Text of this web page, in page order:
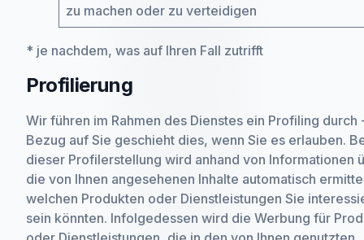
zu machen oder zu verteidigen
* je nachdem, was auf Ihren Fall zutrifft
Profilierung
Wir führen im Rahmen des Dienstes ein Profiling durch
Bezug auf Sie geschieht dies, wenn Sie es erlauben.
dieser Profilerstellung wird anhand von Informationen
die von Ihnen angesehenen Inhalte automatisch
welchen Produkten oder Dienstleistungen Sie
sein könnten. Infolgedessen wird die Werbung für